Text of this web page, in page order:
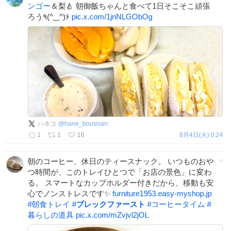
ンゴー ＆梨🍐 朝御飯ちゃんと食べて1日そこそこ頑張
ろう٩(^‿^)۶ pic.x.com/1jnNLGObOg
ハネコ @ hane_bousisan
1
1 16 8月4日(火) 0:24
朝のコーヒー、休日のティースナック。 いつものおや
つ時間が、このトレイひとつで「お店の景色」に変わ
る。 スマートなカップホルダー付きだから、移動も安
心でノンストレスです✨ furniture1953.easy-myshop.jp
#朝食トレイ #ブレックファースト #コーヒータイム #
暮らしの道具 pic.x.com/mZvjvl2jOL